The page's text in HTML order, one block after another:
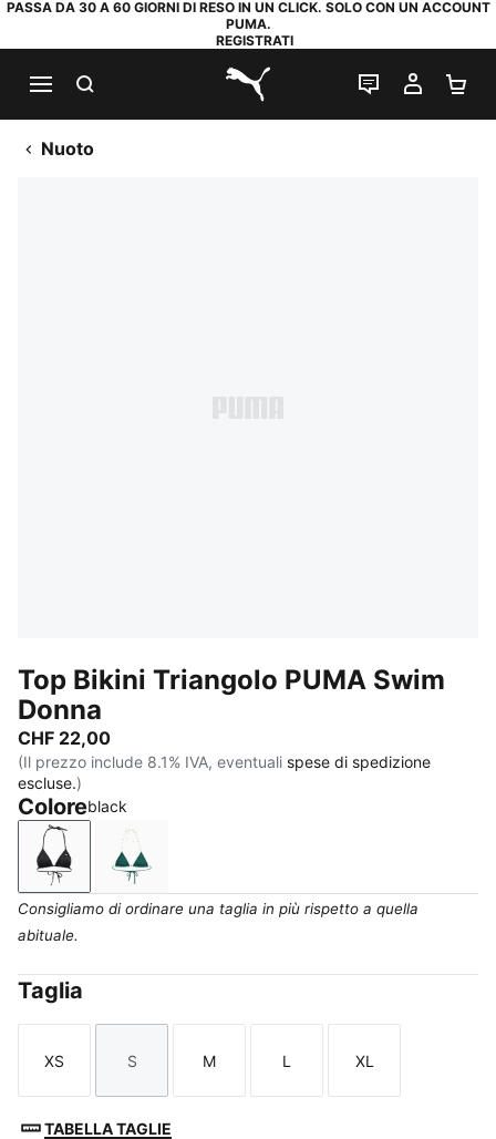
PASSA DA 30 A 60 GIORNI DI RESO IN UN CLICK. SOLO CON UN ACCOUNT
PUMA.
REGISTRATI
PUMA.com
CHAT IL MIO
Nuoto
Top Bikini Triangolo PUMA Swim
Donna
CHF 22,00
(Il prezzo include 8.1% IVA, eventuali spese di spedizione
escluse.)
Coloreblack
black petrol green
Consigliamo di ordinare una taglia in più rispetto a quella
abituale.
Taglia
Taglia
XS
Taglia
S
Taglia
M
Taglia
L
Taglia
XL
TABELLA TAGLIE